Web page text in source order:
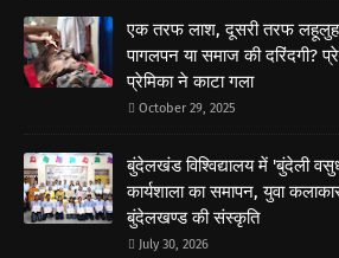
एक तरफ लाश, दूसरी तरफ
पागलपन या समाज की दरिंदगी?
प्रेमिका ने काटा गला
October 29, 2025
बुंदेलखंड विश्विद्यालय में 'बुंदेली
कार्यशाला का समापन, युवा
बुंदेलखण्ड की संस्कृति
July 30, 2026